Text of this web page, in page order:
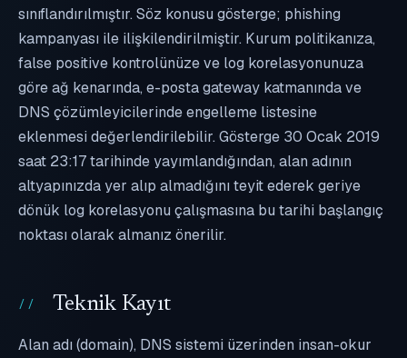
sınıflandırılmıştır. Söz konusu gösterge; phishing
kampanyası ile ilişkilendirilmiştir. Kurum politikanıza,
false positive kontrolünüze ve log korelasyonunuza
göre ağ kenarında, e-posta gateway katmanında ve
DNS çözümleyicilerinde engelleme listesine
eklenmesi değerlendirilebilir. Gösterge 30 Ocak 2019
saat 23:17 tarihinde yayımlandığından, alan adının
altyapınızda yer alıp almadığını teyit ederek geriye
dönük log korelasyonu çalışmasına bu tarihi başlangıç
noktası olarak almanız önerilir.
Teknik Kayıt
Alan adı (domain), DNS sistemi üzerinden insan-okur